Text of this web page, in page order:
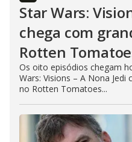
Star Wars:
chega com
Rotten
Os oito episódios chegam
Wars: Visions – A Nona
no Rotten Tomatoes...